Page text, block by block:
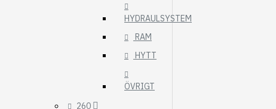
HYDRAULSYSTEM
RAM
HYTT
ÖVRIGT
260